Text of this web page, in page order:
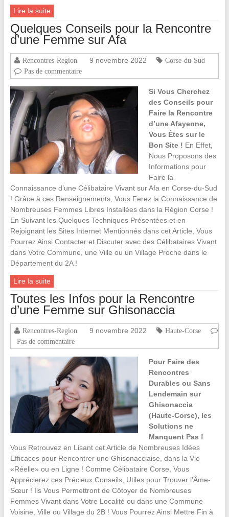
Lire la suite
Quelques Conseils pour la Rencontre
d’une Femme sur Afa
Rencontres-Region 9 novembre 2022
Corse-du-Sud
Pas de commentaire
Si Vous Cherchez
des Conseils pour
Faire la Rencontre
d’une Afayenne,
Vous Êtes sur le
Bon Site ! En Effet,
Nous Proposons des
Informations pour
Faire la
Connaissance d’une Célibataire Vivant sur Afa en Corse-du-Sud
! Grâce à ces Renseignements, Vous Ferez la Connaissance de
Nombreuses Femmes Libres Installées dans la Région Corse !
En Suivant les Quelques Techniques Présentées et en
Rejoignant les Sites Internet Mentionnés dans cet Article, Vous
Pourrez Ainsi Contacter et Discuter avec des Célibataires Vivant
dans Votre Commune, une Ville ou un Village Proche dans le
Département du 2A !
Lire la suite
Toutes les Infos pour la Rencontre
d’une Femme sur Ghisonaccia
Rencontres-Region 9 novembre 2022
Haute-Corse
Pas de commentaire
Pour Faire des
Rencontres
Durables ou Sans
Lendemain sur
Ghisonaccia
(Haute-Corse), les
Solutions ne
Manquent Pas !
Vous Retrouvez en Lisant cet Article de Nombreuses Idées
Efficaces pour Rencontrer une Ghisonacciaise, dans la Vie
«Réelle» ou en Ligne ! Comme Célibataire Corse, Vous
Apprécierez ces Précieux Conseils, Utiles pour Trouver l’Âme-
Sœur ! Ils Vous Permettront de Côtoyer de Nombreuses
Femmes Vivant dans Votre Localité ou dans une Commune
Voisine, Ville ou Village du 2B ! Vous Pourrez Ainsi Mettre Fin à